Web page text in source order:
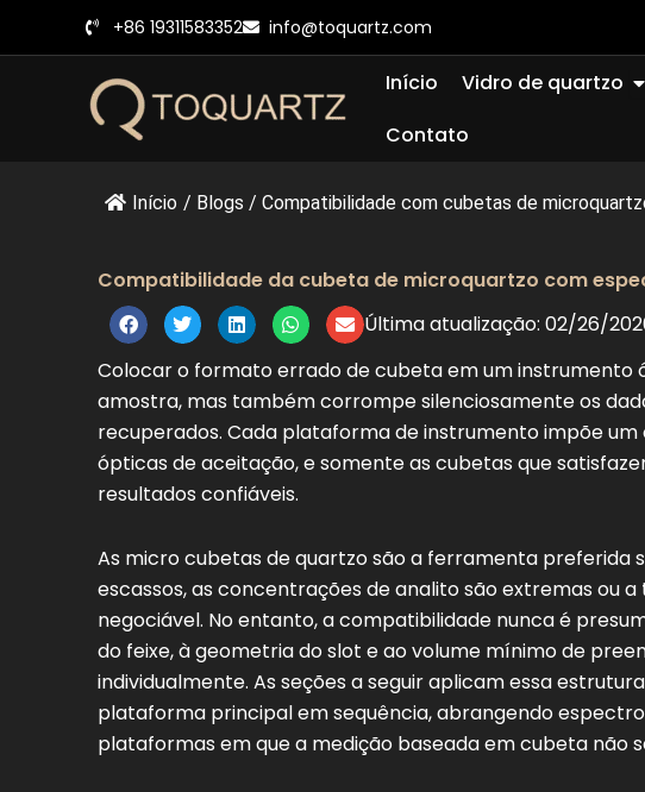
+86 19311583352 info@toquartz.com
Início Vidro de quartzo
Contato
Início / Blogs / Compatibilidade com cubetas de
Compatibilidade da cubeta de microquartzo com
Última atualização: 02/26/
Colocar o formato errado de cubeta em um instrumento
amostra, mas também corrompe silenciosamente os
recuperados. Cada plataforma de instrumento impõe
ópticas de aceitação, e somente as cubetas que
resultados confiáveis.
As micro cubetas de quartzo são a ferramenta preferida
escassos, as concentrações de analito são extremas ou
negociável. No entanto, a compatibilidade nunca é
do feixe, à geometria do slot e ao volume mínimo de
individualmente. As seções a seguir aplicam essa
plataforma principal em sequência, abrangendo
plataformas em que a medição baseada em cubeta não